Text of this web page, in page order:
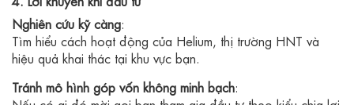
Nghiên cứu kỹ càng:
Tìm hiểu cách hoạt động của Helium, thị trường HNT và
hiệu quả khai thác tại khu vực bạn.
Tránh mô hình góp vốn không minh bạch: